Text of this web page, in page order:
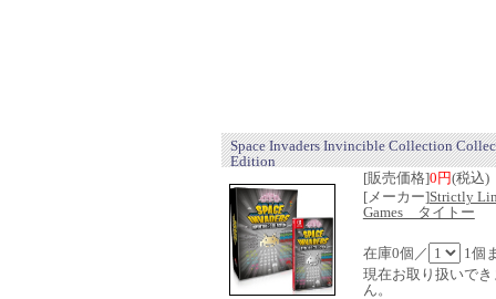
Space Invaders Invincible Collection
Edition
[販売価格]0円(税込)
[メーカー]Strictly
Games タイトー
在庫0個／
1個
現在お取り扱いでき
ん。